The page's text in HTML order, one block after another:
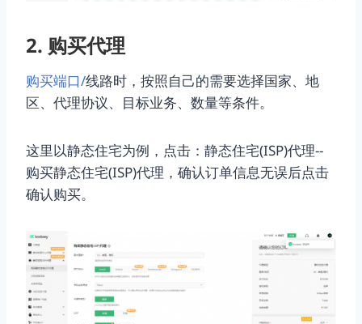
2. 购买代理
购买端口/线路时，按照自己的需要选择国家、地
区、代理协议、目标业务、数量等条件。
这里以静态住宅为例，点击：静态住宅(ISP)代理--
购买静态住宅(ISP)代理，确认订单信息无误后点击
确认购买。